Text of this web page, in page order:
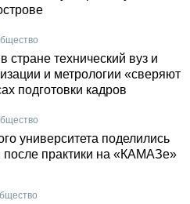
стране технический вуз и
и метрологии «сверяют
подготовки кадров
университета поделились
после практики на «КАМАЗе»